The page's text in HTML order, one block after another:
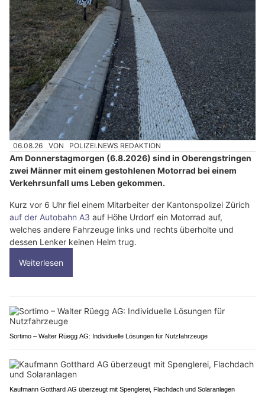
06.08.26 VON POLIZEI.NEWS REDAKTION
Am Donnerstagmorgen (6.8.2026) sind in Oberengstringen
zwei Männer mit einem gestohlenen Motorrad bei einem
Verkehrsunfall ums Leben gekommen.
Kurz vor 6 Uhr fiel einem Mitarbeiter der Kantonspolizei Zürich
auf der Autobahn A3 auf Höhe Urdorf ein Motorrad auf,
welches andere Fahrzeuge links und rechts überholte und
dessen Lenker keinen Helm trug.
Weiterlesen
Sortimo – Walter Rüegg AG: Individuelle Lösungen für Nutzfahrzeuge
Kaufmann Gotthard AG überzeugt mit Spenglerei, Flachdach und Solaranlagen